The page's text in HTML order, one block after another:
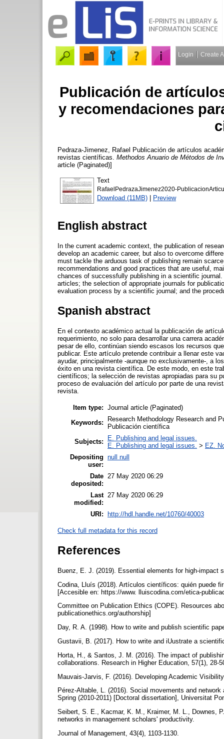
Login Create
Publicación de
y recomendaciones
Pedraza-Jimenez, Rafael Publicación de artículos
revistas científicas. Methodos Anuario de Métodos de
article (Paginated)]
Text
RafaelPedrazaJimenez2020-
Download (11MB) | Preview
English abstract
In the current academic context, the publication of
develop an academic career, but also to overcome
must tackle the arduous task of publishing remain
recommendations and good practices that are useful,
chances of successfully publishing in a scientific
articles; the selection of appropriate journals for
evaluation process by a scientific journal; and the
Spanish abstract
En el contexto académico actual la publicación de
requerimiento, no solo para desarrollar una carrera
pesar de ello, continúan siendo escasos los recursos
publicar. Este artículo pretende contribuir a llenar este
ayudar, principalmente -aunque no exclusivamente-, a
éxito en una revista científica. De este modo, en este
científicos; la selección de revistas apropiadas para su
proceso de evaluación del artículo por parte de una
revista.
Item type: Journal article (Paginated)
Keywords:
Research Methodology Research and
Publicación científica
Subjects:
E. Publishing and legal issues.
E. Publishing and legal issues. > EZ.
Depositing
user:
null null
Date
deposited:
27 May 2020 06:29
Last
modified:
27 May 2020 06:29
URI: http://hdl.handle.net/10760/40003
Check full metadata for this record
References
Buenz, E. J. (2019). Essential elements for high-
Codina, Lluís (2018). Artículos científicos: quién puede
[Accesible en: https://www. lluiscodina.com/etica-
Committee on Publication Ethics (COPE). Resources
publicationethics.org/authorship]
Day, R. A. (1998). How to write and publish scientific
Gustavii, B. (2017). How to write and iUustrate a
Horta, H., & Santos, J. M. (2016). The impact of
collaborations. Research in Higher Education, 57(1), 28-
Mauvais-Jarvis, F. (2016). Developing Academic
Pérez-Altable, L. (2016). Social movements and
Spring (2010-2011) [Doctoral dissertation], Universitat
Seibert, S. E., Kacmar, K. M., Kraimer, M. L., Downes,
networks in management scholars' productivity.
Journal of Management, 43(4), 1103-1130.